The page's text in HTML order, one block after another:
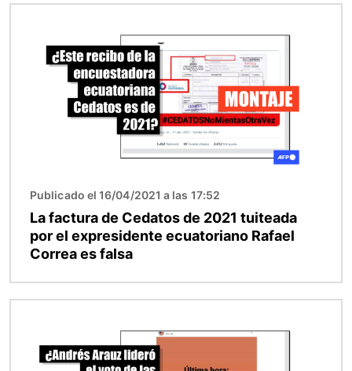
Publicado el 16/04/2021 a las 17:52
La factura de Cedatos de 2021 tuiteada
por el expresidente ecuatoriano Rafael
Correa es falsa